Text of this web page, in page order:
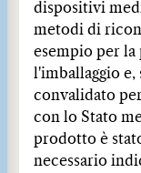
dispositivi
metodi di
esempio per la
l'imballaggio e,
convalidato
con lo Stato
prodotto è
necessario